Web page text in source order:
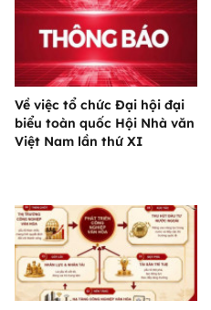
Về việc tổ chức Đại hội đại
biểu toàn quốc Hội Nhà văn
Việt Nam lần thứ XI